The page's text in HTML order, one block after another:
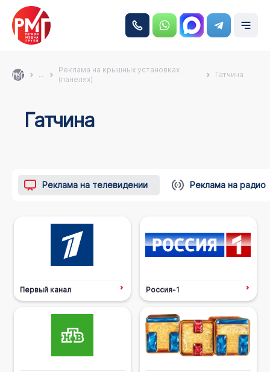
...
Реклама на крышных установках
(панелях)
Гатчина
Гатчина
Реклама на телевидении Реклама на радио
Первый канал Россия-1